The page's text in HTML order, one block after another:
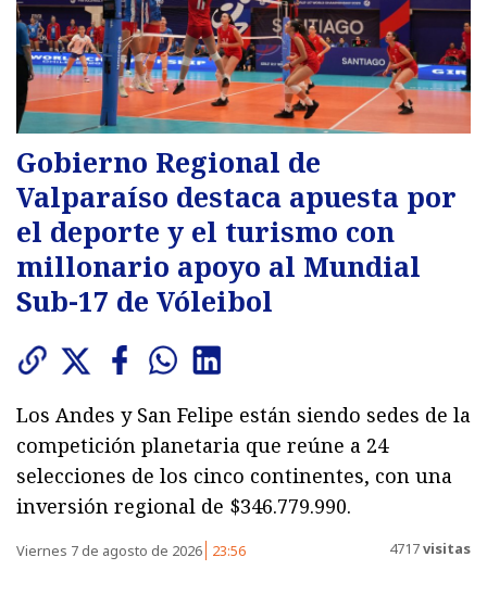
Gobierno Regional de
Valparaíso destaca apuesta por
el deporte y el turismo con
millonario apoyo al Mundial
Sub-17 de Vóleibol
Los Andes y San Felipe están siendo sedes de la
competición planetaria que reúne a 24
selecciones de los cinco continentes, con una
inversión regional de $346.779.990.
Viernes 7 de agosto de 2026 23:56 4717visitas